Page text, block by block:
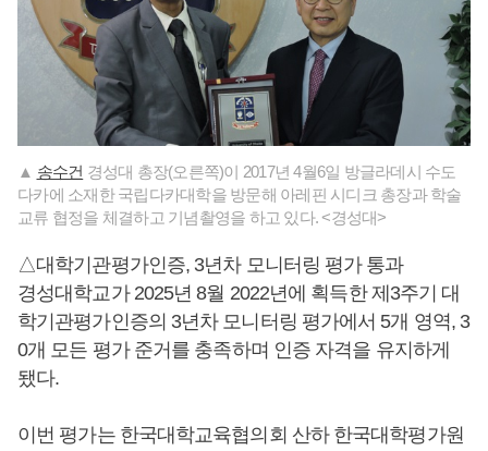
▲ 송수건 경성대 총장(오른쪽)이 2017년 4월6일 방글라데시 수도
다카에 소재한 국립다카대학을 방문해 아레핀 시디크 총장과 학술
교류 협정을 체결하고 기념촬영을 하고 있다. <경성대>
△대학기관평가인증, 3년차 모니터링 평가 통과
경성대학교가 2025년 8월 2022년에 획득한 제3주기 대
학기관평가인증의 3년차 모니터링 평가에서 5개 영역, 3
0개 모든 평가 준거를 충족하며 인증 자격을 유지하게
됐다.
이번 평가는 한국대학교육협의회 산하 한국대학평가원